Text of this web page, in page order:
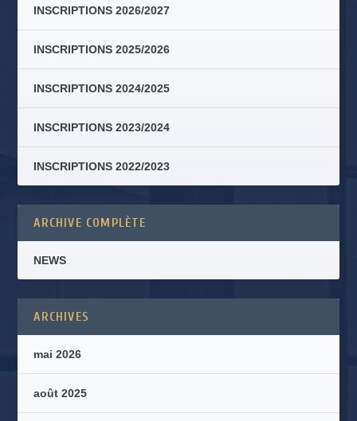
INSCRIPTIONS 2026/2027
INSCRIPTIONS 2025/2026
INSCRIPTIONS 2024/2025
INSCRIPTIONS 2023/2024
INSCRIPTIONS 2022/2023
ARCHIVE COMPLÈTE
NEWS
ARCHIVES
mai 2026
août 2025